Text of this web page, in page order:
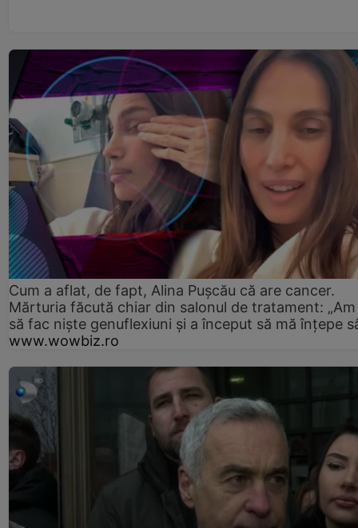
Cum a aflat, de fapt, Alina Pușcău că are cancer.
Mărturia făcută chiar din salonul de tratament:
să fac niște genuflexiuni și a început să mă înțepe
www.wowbiz.ro